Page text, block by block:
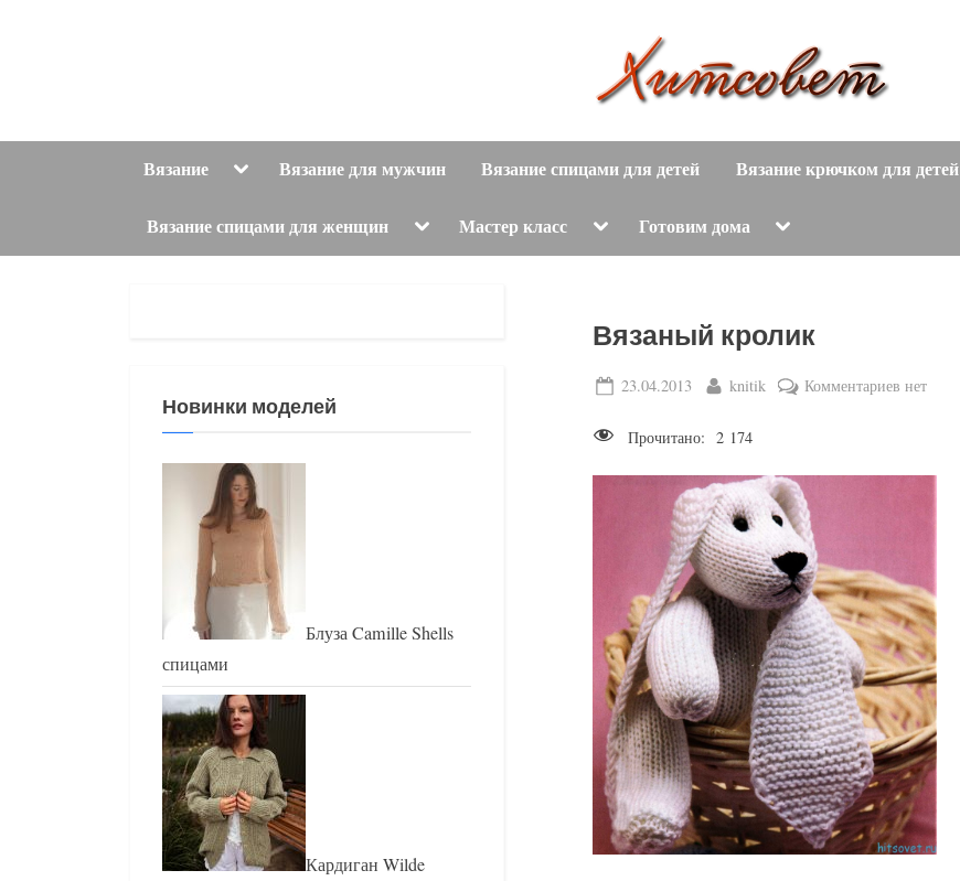
и
т
о
в
е
т
вязание
с
описанием
и
Вязание ToggleВязание для мужчин Вязание спицами для детей Вязание крючком для детей
Вязание спицами для женщин Toggle
menu
Мастер класс Toggle
menu
Готовим дома Toggle
menu
Вязаный кролик
Posted
23.04.2013 By
knitik Комментариев кнет
Прочитано: 2 174
Новинки моделей
Блуза Camille Shells
спицами
Кардиган Wilde